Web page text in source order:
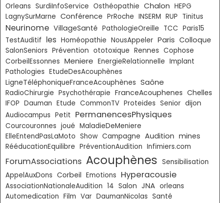
Orleans SurdiInfoService Osthéopathie Chalon HEPG
LagnySurMarne Conférence PrRoche INSERM RUP Tinitus
Neurinome VillageSanté PathologieOreille TCC Paris15
TestAuditif les Homéopathie NousAppeler Paris Colloque
SalonSeniors Prévention ototoxique Rennes Cophose
CorbeilEssonnes Meniere EnergieRelationnelle Implant
Pathologies EtudeDesAcouphènes
LigneTéléphoniqueFranceAcouphènes Saône
RadioChirurgie Psychothérapie FranceAcouphenes Chelles
IFOP Dauman Etude CommonTV Proteides Senior dijon
Audiocampus Petit PermanencesPhysiques
Courcouronnes joué MaladieDeMeniere
ElleEntendPasLaMoto Show Campagne Audition mines
RééducationEquilibre PréventionAudition Infimiers.com
ForumAssociations Acouphènes Sensibilisation
AppelAuxDons Corbeil Emotions Hyperacousie
AssociationNationaleAudition 14 Salon JNA orleans
Automedication Film Var DaumanNicolas Santé